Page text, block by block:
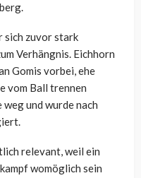
sich zuvor stark
Verhängnis. Eichhorn
Gomis vorbei, ehe
vom Ball trennen
und wurde nach
relevant, weil ein
womöglich sein